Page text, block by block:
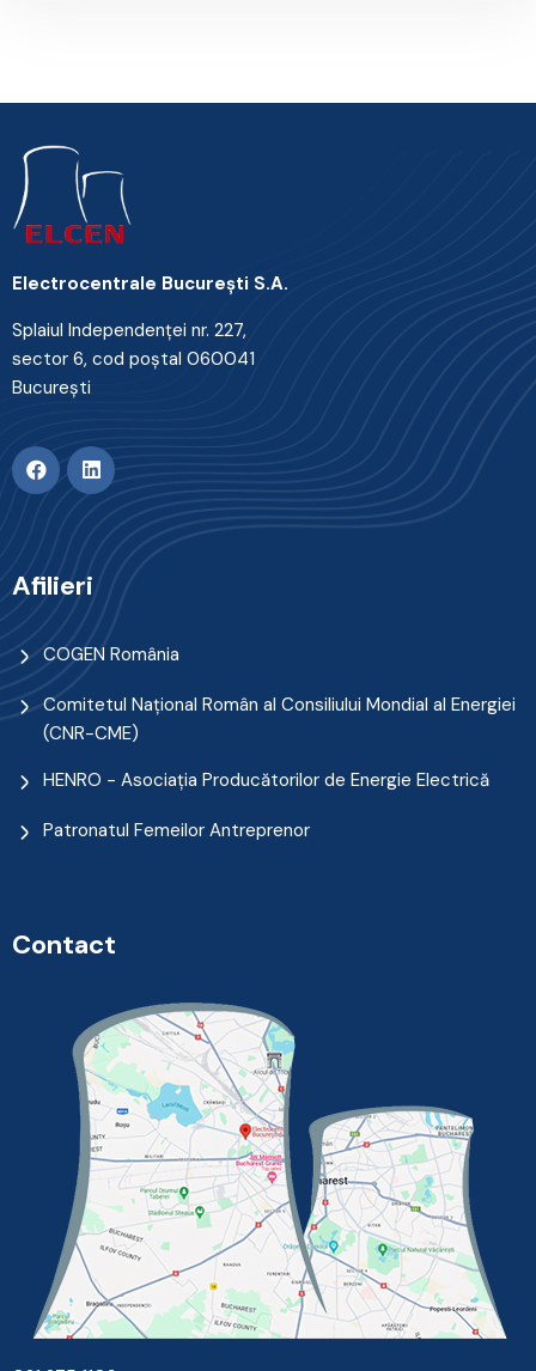
Electrocentrale Bucureşti S.A.
Splaiul Independenţei nr. 227,
sector 6, cod poştal 060041
Bucureşti
Afilieri
COGEN România
Comitetul Naţional Român al Consiliului Mondial al Energiei
(CNR-CME)
HENRO - Asociația Producătorilor de Energie Electrică
Patronatul Femeilor Antreprenor
Contact